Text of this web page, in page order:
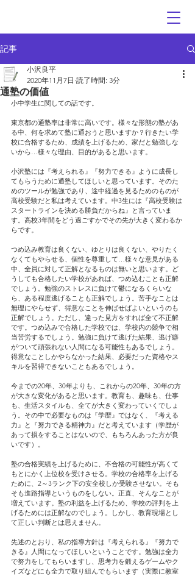
記事
通塾の価値
小沢良平
2020年11月7日 読了時間: 3分
小中学生に関しての話です。
東京都の通塾率は非常に高いです。様々な形態の塾があ
る中、何を求めて塾に通おうと思いますか？行きたい学
校に合格するため、成績を上げるため、家だと勉強しな
いから…様々な理由、目的があると思います。
小沢塾には『考えられる』『努力できる』ように成長し
てもらうために通塾してほしいと思っています。そのた
めのツールが勉強であり、途中経過を見るためのものが
高校受験だと私は考えています。中3生には『高校受験は
スタートラインを決める勝負だからね』と言っていま
す。高校3年間をどう過ごすかでその先が大きく変わるか
らです。
つめ込み教育は良くない、ゆとりは良くない、やりたく
なくてもやらせる、個性を尊重して…様々な意見がある
中、全員に対して正解となるものは無いと思います。ど
うしても合格したい学校があれば、つめ込むことも正解
でしょう。勉強のストレスに負けて鬱になるくらいな
ら、ある程度逃げることも正解でしょう。苦手なことは
無理にやらせず、得意なことを伸ばせばよいというのも
正解でしょう。ただし、違った見方をすれば全て不正解
です。つめ込みで合格した学校では、学校内の競争で相
当苦労するでしょう。勉強に負けて逃げた結果、逃げ癖
がついて頑張れない人間になる可能性もあるでしょう。
得意なことしかやらなかった結果、必要だった資格やス
キルを習得できないこともあるでしょう。
今までの20年、30年よりも、これからの20年、30年の方
が大きな変化があると思います。教育も、趣味も、仕事
も、生活スタイルも、全てが大きく変わっていくでしょ
う。その中で必要なものは『学歴』ではなく、『考える
力』と『努力できる精神力』だと考えています（学歴が
あって損をすることはないので、もちろんあった方が良
いです）。
塾の合格実績を上げるために、不合格の可能性が高くて
もとにかく上位校を受けさせる。学校の合格率を上げる
ために、2～3ランク下の安全校しか受験させない。そも
そも進路指導というものをしない。正直、そんなことが
増えています。塾の利益を上げるため、学校の評判を上
げるためには正解なのでしょう。しかし、教育現場とし
て正しい判断とは思えません。
先述のとおり、私の指導方針は『考えられる』『努力で
きる』人間になってほしいということです。勉強は全力
で努力をしてもらいますし、思考力を鍛えるゲームやク
イズなどにも全力で取り組んでもらいます（実際に教室